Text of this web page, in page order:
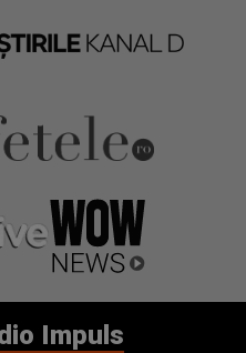
Impuls